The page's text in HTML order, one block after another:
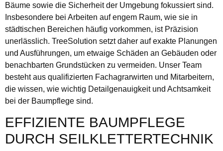
Bäume sowie die Sicherheit der Umgebung fokussiert sind.
Insbesondere bei Arbeiten auf engem Raum, wie sie in
städtischen Bereichen häufig vorkommen, ist Präzision
unerlässlich. TreeSolution setzt daher auf exakte Planungen
und Ausführungen, um etwaige Schäden an Gebäuden oder
benachbarten Grundstücken zu vermeiden. Unser Team
besteht aus qualifizierten Fachagrarwirten und Mitarbeitern,
die wissen, wie wichtig Detailgenauigkeit und Achtsamkeit
bei der Baumpflege sind.
EFFIZIENTE BAUMPFLEGE
DURCH SEILKLETTERTECHNIK